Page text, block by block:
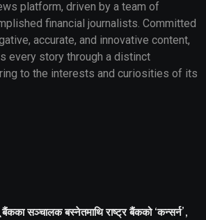
platform, driven by a team of
financial journalists. Committed
accurate, and innovative content,
every story through a distinct
to the interests and curiosities of its
सञ्चालक बस्नेतमाथि राष्ट्र बैंकको ‘कन्सर्न’,